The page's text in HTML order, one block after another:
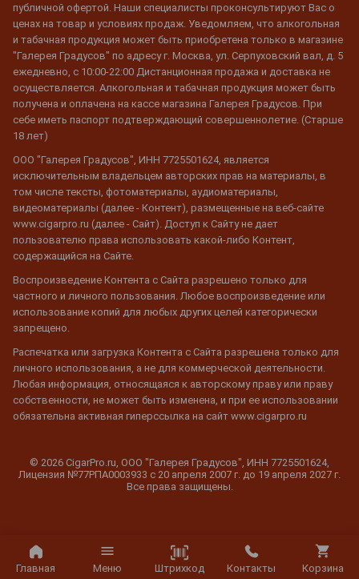
Главная Меню Штрихкод Контакты Корзина
публичной офертой. Наши специалисты проконсультируют Вас о
ценах на товар и условиях продаж. Уведомляем, что алкогольная
и табачная продукция может быть приобретена только в магазине
"Галерея Градусов" по адресу г. Москва, ул. Серпуховский вал, д. 5
ежедневно, с 10:00-22:00 Дистанционная продажа и доставка не
осуществляется. Алкогольная и табачная продукция может быть
получена и оплачена на кассе магазина Галерея Градусов. При
себе иметь паспорт подтверждающий совершеннолетие. (Старше
18 лет)
ООО "Галерея Градусов", ИНН 7725501624, является
исключительным владельцем авторских прав на материалы, в
том числе тексты, фотоматериалы, аудиоматериалы,
видеоматериалы (далее - Контент), размещенные на веб-сайте
www.cigarpro.ru (далее - Сайт). Доступ к Сайту не дает
пользователю права использовать какой-либо Контент,
содержащийся на Сайте.
Воспроизведение Контента с Сайта разрешено только для
частного и личного пользования. Любое воспроизведение или
использование копий для любых других целей категорически
запрещено.
Распечатка или загрузка Контента с Сайта разрешена только для
личного использования, а не для коммерческой деятельности.
Любая информация, относящаяся к авторскому праву или праву
собственности, не может быть изменена, и при ее использовании
обязательна активная гиперссылка на сайт www.cigarpro.ru
© 2026 CigarPro.ru, ООО "Галерея Градусов", ИНН 7725501624,
Лицензия №77РПА0003933 c 20 апреля 2007 г. до 19 апреля 2027 г.
Все права защищены.